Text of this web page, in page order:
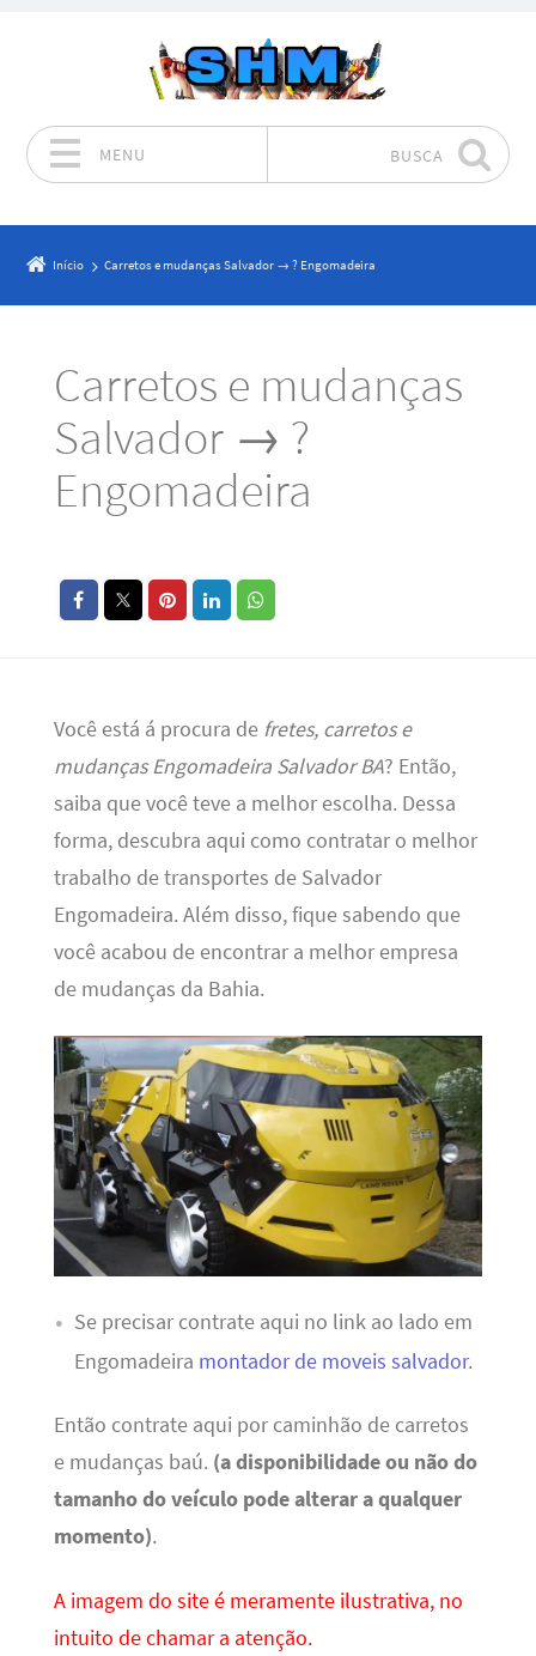
MENU BUSCA
Início Carretos e mudanças Salvador → ? Engomadeira
Carretos e mudanças
Salvador → ?
Engomadeira
Você está á procura de fretes, carretos e
mudanças Engomadeira Salvador BA? Então,
saiba que você teve a melhor escolha. Dessa
forma, descubra aqui como contratar o melhor
trabalho de transportes de Salvador
Engomadeira. Além disso, fique sabendo que
você acabou de encontrar a melhor empresa
de mudanças da Bahia.
Se precisar contrate aqui no link ao lado em
Engomadeira montador de moveis salvador.
Então contrate aqui por caminhão de carretos
e mudanças baú. (a disponibilidade ou não do
tamanho do veículo pode alterar a qualquer
momento).
A imagem do site é meramente ilustrativa, no
intuito de chamar a atenção.